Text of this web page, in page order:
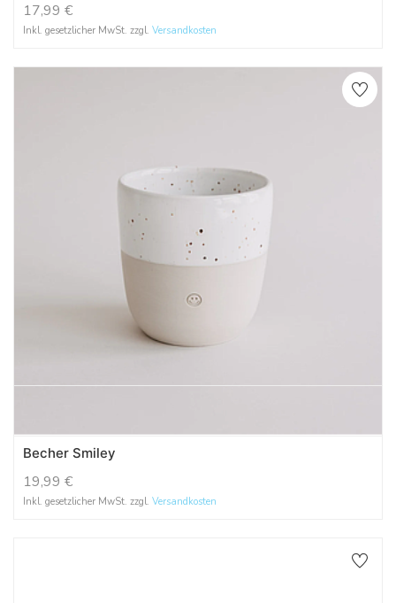
17,99 €
Inkl. gesetzlicher MwSt. zzgl. Versandkosten
Becher Smiley
19,99 €
Inkl. gesetzlicher MwSt. zzgl. Versandkosten